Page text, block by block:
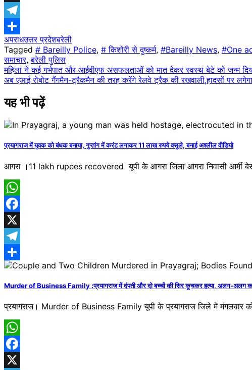
X
Telegram
Share
अपराधउत्तर प्रदेशबरेली
Tagged # Bareilly Police, # किशोरी से दुष्कर्म, #Bareilly News, #One
समाचार,बरेली पुलिस
Post
navigation
महिला ने कई गर्भपात और आईवीएफ असफलताओं को मात देकर स्वस्थ बेटे को जन्म
अब एआई रोबोट गैंगमैन-ट्रैकमैन की तरह करेंगे रेलवे ट्रैक की रखवाली,हादसों पर
यह भी पढ़ें
प्रयागराज में युवक को बंधक बनाया, गुप्तांग में करंट लगाकर 11 लाख रुपये वसूले, बनाई अश्लील वीडियो
आगरा ।11 lakh rupees recovered यूपी के आगरा जिला आगरा निवासी आर्मी बेस
WhatsApp
Facebook
X
Telegram
Share
Murder of Business Family :प्रयागराज में दंपती और दो बच्चों की सिर कूचकर हत्या, अलग-अलग
प्रयागराज। Murder of Business Family यूपी के प्रयागराज जिले में मंगलवार
WhatsApp
Facebook